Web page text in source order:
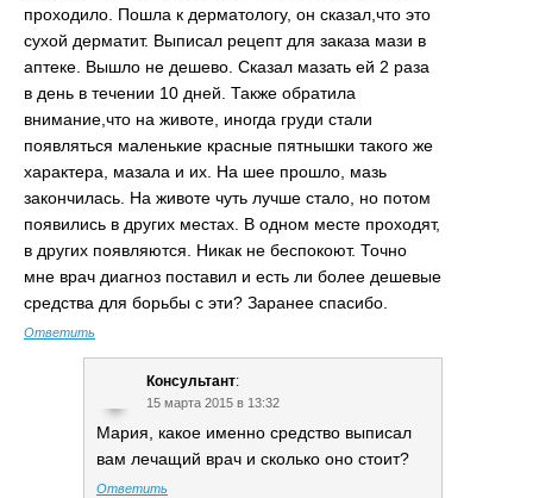
проходило. Пошла к дерматологу, он сказал,что это
сухой дерматит. Выписал рецепт для заказа мази в
аптеке. Вышло не дешево. Сказал мазать ей 2 раза
в день в течении 10 дней. Также обратила
внимание,что на животе, иногда груди стали
появляться маленькие красные пятнышки такого же
характера, мазала и их. На шее прошло, мазь
закончилась. На животе чуть лучше стало, но потом
появились в других местах. В одном месте проходят,
в других появляются. Никак не беспокоют. Точно
мне врач диагноз поставил и есть ли более дешевые
средства для борьбы с эти? Заранее спасибо.
Ответить
Консультант:
15 марта 2015 в 13:32
Мария, какое именно средство выписал
вам лечащий врач и сколько оно стоит?
Ответить